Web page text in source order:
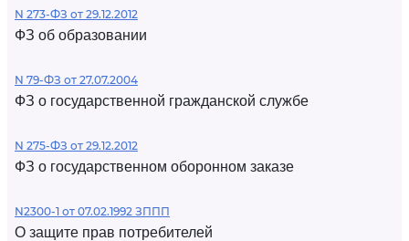
N 273-ФЗ от 29.12.2012
ФЗ об образовании
N 79-ФЗ от 27.07.2004
ФЗ о государственной гражданской службе
N 275-ФЗ от 29.12.2012
ФЗ о государственном оборонном заказе
N2300-1 от 07.02.1992 ЗППП
О защите прав потребителей